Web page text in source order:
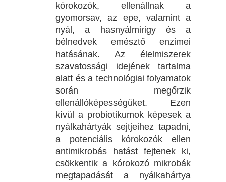
kórokozók, ellenállnak a
gyomorsav, az epe, valamint a
nyál, a hasnyálmirigy és a
bélnedvek emésztő enzimei
hatásának. Az élelmiszerek
szavatossági idejének tartalma
alatt és a technológiai folyamatok
során megőrzik
ellenállóképességüket. Ezen
kívül a probiotikumok képesek a
nyálkahártyák sejtjeihez tapadni,
a potenciális kórokozók ellen
antimikrobás hatást fejtenek ki,
csökkentik a kórokozó mikrobák
megtapadását a nyálkahártya